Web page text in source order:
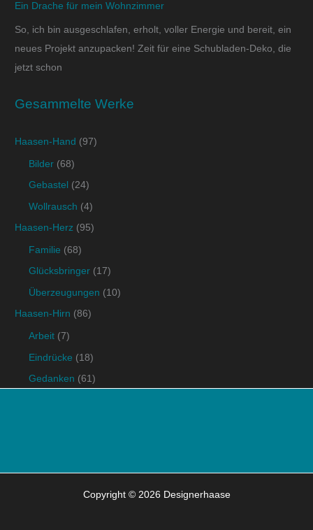
Ein Drache für mein Wohnzimmer
So, ich bin ausgeschlafen, erholt, voller Energie und bereit, ein
neues Projekt anzupacken! Zeit für eine Schubladen-Deko, die
jetzt schon
Gesammelte Werke
Haasen-Hand (97)
Bilder (68)
Gebastel (24)
Wollrausch (4)
Haasen-Herz (95)
Familie (68)
Glücksbringer (17)
Überzeugungen (10)
Haasen-Hirn (86)
Arbeit (7)
Eindrücke (18)
Gedanken (61)
Copyright © 2026 Designerhaase